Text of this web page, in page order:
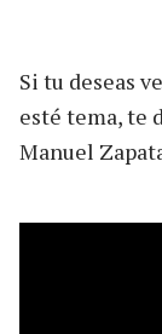
Si tu deseas
esté tema, te
Manuel